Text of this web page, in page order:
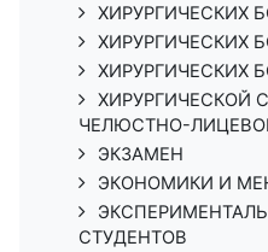
ХИРУРГИЧЕСКИХ
ХИРУРГИЧЕСКИХ
ХИРУРГИЧЕСКИХ
ХИРУРГИЧЕСКОЙ
ЧЕЛЮСТНО-
ЭКЗАМЕН
ЭКОНОМИКИ И
СТУДЕНТОВ